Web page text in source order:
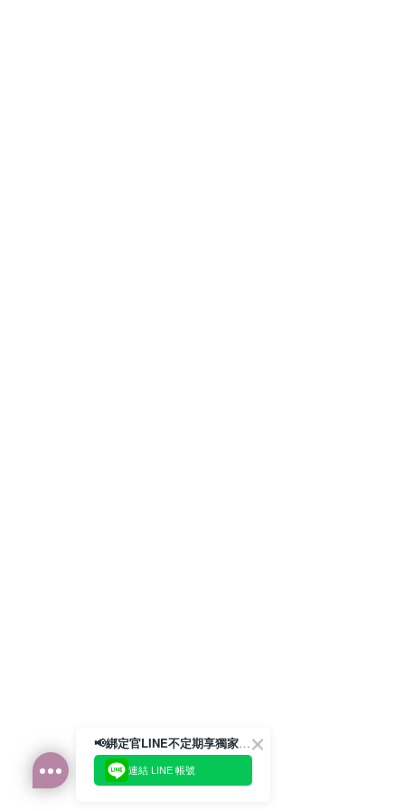
📢綁定官LINE不定期享獨家優惠券
連結 LINE 帳號